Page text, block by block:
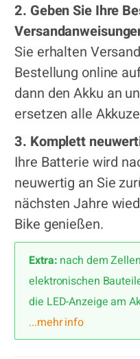
2. Geben Sie Ihre
Sie erhalten
Bestellung online
dann den Akku an
ersetzen alle
3. Komplett
Ihre Batterie wird
neuwertig an Sie
nächsten Jahre
Bike genießen.
Extra: nach dem
elektronischen
die LED-Anzeige am
...mehr info